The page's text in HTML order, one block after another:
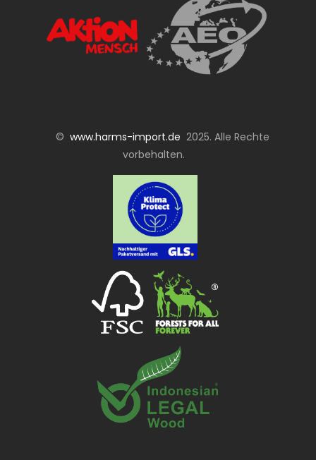
© www.harms-import.de 2025. Alle Rechte
vorbehalten.